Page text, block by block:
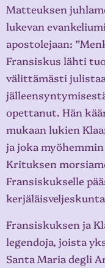
Matteuksen
lukevan
apostolejaan:
Fransiskus lähti
välittämästi
opettanut. Hän
mukaan lukien
ja joka
Krituksen
Fransiskukselle
Fransiskuksen ja
legendoja, joista
Santa Maria degli